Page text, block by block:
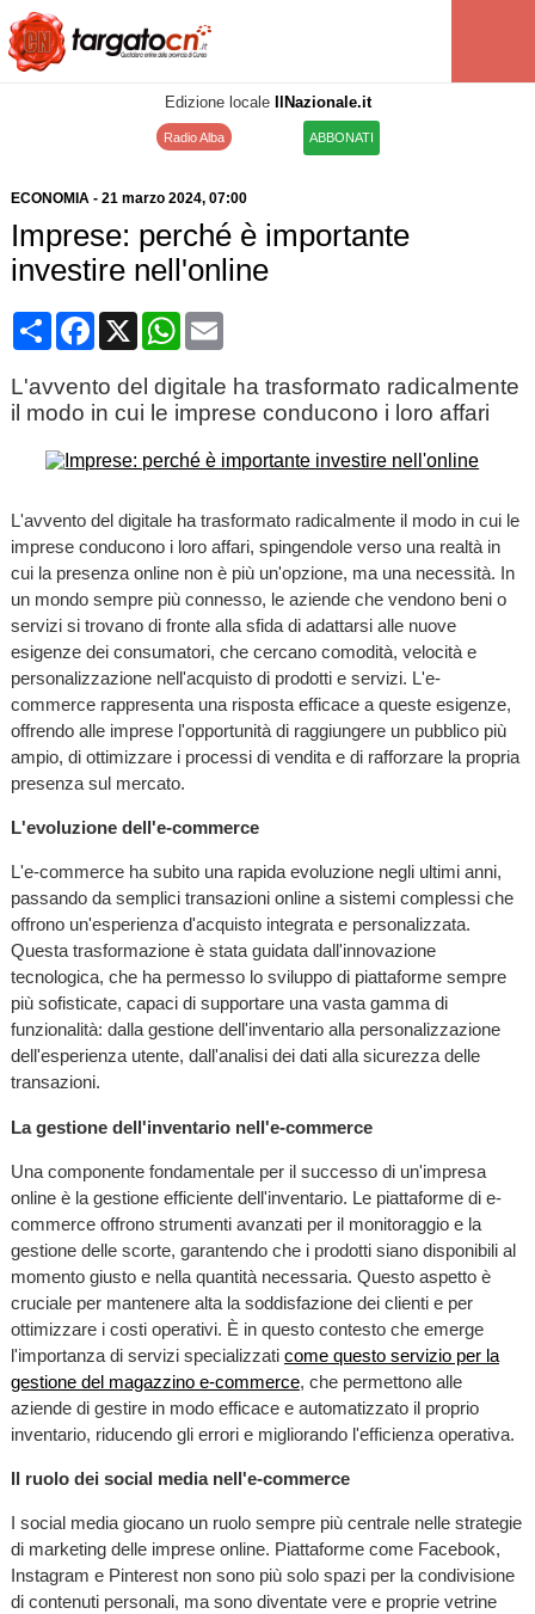
Edizione locale IlNazionale.it
Radio Alba ABBONATI
ECONOMIA- 21 marzo 2024, 07:00
Imprese: perché è importante
investire nell'online
CondividiFacebook
X WhatsApp
Email
L'avvento del digitale ha trasformato radicalmente
il modo in cui le imprese conducono i loro affari
L'avvento del digitale ha trasformato radicalmente il modo in cui le
imprese conducono i loro affari, spingendole verso una realtà in
cui la presenza online non è più un'opzione, ma una necessità. In
un mondo sempre più connesso, le aziende che vendono beni o
servizi si trovano di fronte alla sfida di adattarsi alle nuove
esigenze dei consumatori, che cercano comodità, velocità e
personalizzazione nell'acquisto di prodotti e servizi. L'e-
commerce rappresenta una risposta efficace a queste esigenze,
offrendo alle imprese l'opportunità di raggiungere un pubblico più
ampio, di ottimizzare i processi di vendita e di rafforzare la propria
presenza sul mercato.
L'evoluzione dell'e-commerce
L'e-commerce ha subito una rapida evoluzione negli ultimi anni,
passando da semplici transazioni online a sistemi complessi che
offrono un'esperienza d'acquisto integrata e personalizzata.
Questa trasformazione è stata guidata dall'innovazione
tecnologica, che ha permesso lo sviluppo di piattaforme sempre
più sofisticate, capaci di supportare una vasta gamma di
funzionalità: dalla gestione dell'inventario alla personalizzazione
dell'esperienza utente, dall'analisi dei dati alla sicurezza delle
transazioni.
La gestione dell'inventario nell'e-commerce
Una componente fondamentale per il successo di un'impresa
online è la gestione efficiente dell'inventario. Le piattaforme di e-
commerce offrono strumenti avanzati per il monitoraggio e la
gestione delle scorte, garantendo che i prodotti siano disponibili al
momento giusto e nella quantità necessaria. Questo aspetto è
cruciale per mantenere alta la soddisfazione dei clienti e per
ottimizzare i costi operativi. È in questo contesto che emerge
l'importanza di servizi specializzati come questo servizio per la
gestione del magazzino e-commerce, che permettono alle
aziende di gestire in modo efficace e automatizzato il proprio
inventario, riducendo gli errori e migliorando l'efficienza operativa.
Il ruolo dei social media nell'e-commerce
I social media giocano un ruolo sempre più centrale nelle strategie
di marketing delle imprese online. Piattaforme come Facebook,
Instagram e Pinterest non sono più solo spazi per la condivisione
di contenuti personali, ma sono diventate vere e proprie vetrine